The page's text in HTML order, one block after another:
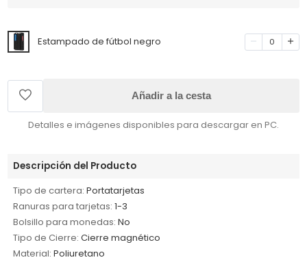
Estampado de fútbol negro 0
Añadir a la cesta
Detalles e imágenes disponibles para descargar en PC.
Descripción del Producto
Tipo de cartera: Portatarjetas
Ranuras para tarjetas: 1-3
Bolsillo para monedas: No
Tipo de Cierre: Cierre magnético
Material: Poliuretano